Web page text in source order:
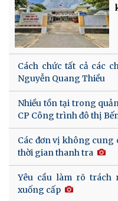
Cách chức tất cả các
Nguyễn Quang Thiều
Nhiều tồn tại trong
CP Công trình đô thị
Các đơn vị không cung
thời gian thanh tra
Yêu cầu làm rõ trách
xuống cấp